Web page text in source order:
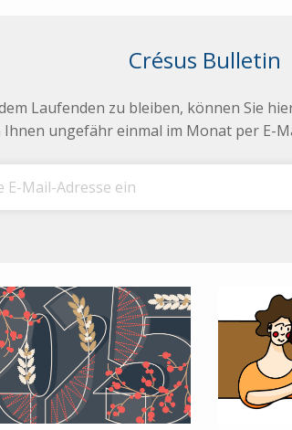
Crésus Bulletin
Laufenden zu bleiben, können Sie
Ihnen ungefähr einmal im Monat per E-